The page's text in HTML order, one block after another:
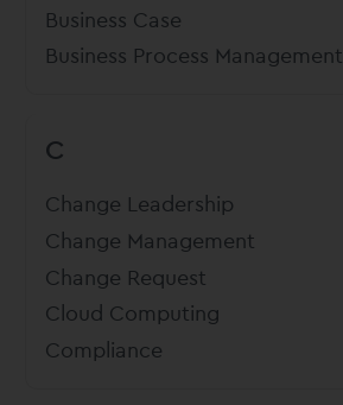
Business Case
Business Process Management
C
Change Leadership
Change Management
Change Request
Cloud Computing
Compliance